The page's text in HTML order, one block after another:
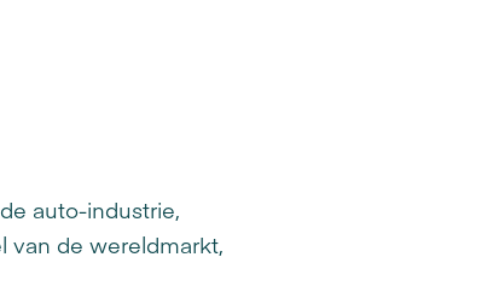
auto-industrie,
van de wereldmarkt,